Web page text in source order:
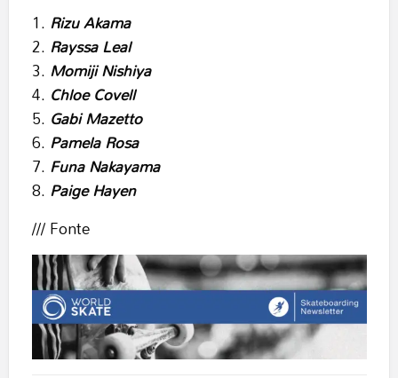
Rizu Akama
Rayssa Leal
Momiji Nishiya
Chloe Covell
Gabi Mazetto
Pamela Rosa
Funa Nakayama
Paige Hayen
/// Fonte